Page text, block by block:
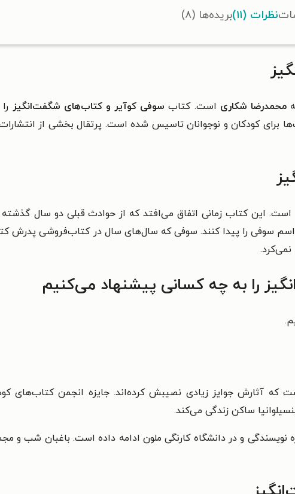
نظرات (۱۱) بریده‌ها (۸)
محمدرضا شکاری است. کتاب سوفی کوآیر و کتاب‌های شگفت‌انگیز
برای کودکان و نوجوانان تاسیس شده است. پرتقال بخشی از
است. این کتاب زمانی اتفاق می‌افتد که از حوادث قبلی دو سال
اسم سوفی را پیدا کنند. سوفی که سال‌های سال در کتاب‌فروشی پدرش
را به چه کسانی پیشنهاد می‌کنیم
که آثارش جوایز زیادی نصیبش کرده‌اند. جایزه انجمن کتاب‌های
ساکن زندگی می‌کند.
و در دانشگاه کارنگی ملون ادامه داده است. باغبان شب و